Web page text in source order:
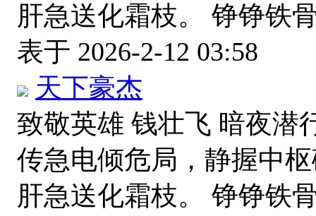
肝急送化霜枝。 铮铮铁
表于 2026-2-12 03:58
天下豪杰
致敬英雄 钱壮飞 暗夜潜
传急电倾危局，静握中
肝急送化霜枝。 铮铮铁